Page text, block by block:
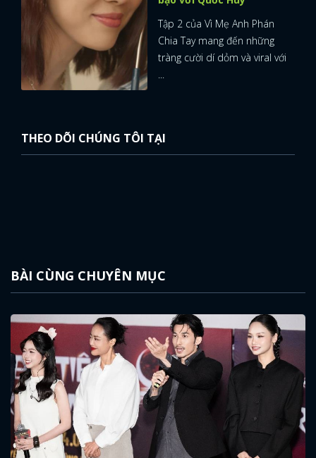
ĐĂNG NHẬP
Tập 2 của Vì Mẹ Anh Phán
Chia Tay mang đến những
tràng cười dí dỏm và viral với
...
THEO DÕI CHÚNG TÔI TẠI
BÀI CÙNG CHUYÊN MỤC